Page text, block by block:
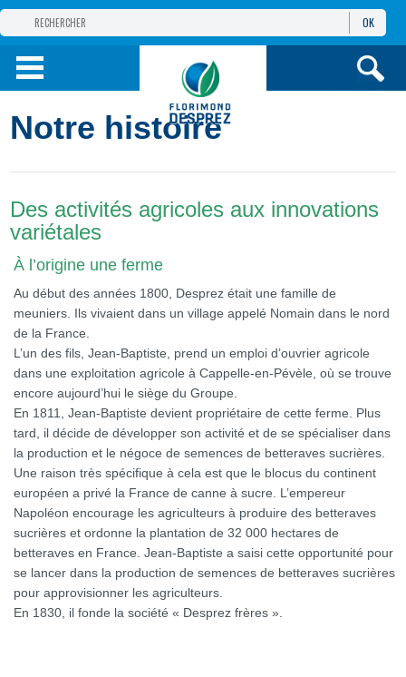
GROUPE
PRODUITS
OK
Notre histoire
Des activités agricoles aux innovations
variétales
À l’origine une ferme
Au début des années 1800, Desprez était une famille de
meuniers. Ils vivaient dans un village appelé Nomain dans le nord
de la France.
L’un des fils, Jean-Baptiste, prend un emploi d’ouvrier agricole
dans une exploitation agricole à Cappelle-en-Pévèle, où se trouve
encore aujourd’hui le siège du Groupe.
En 1811, Jean-Baptiste devient propriétaire de cette ferme. Plus
tard, il décide de développer son activité et de se spécialiser dans
la production et le négoce de semences de betteraves sucrières.
Une raison très spécifique à cela est que le blocus du continent
européen a privé la France de canne à sucre. L’empereur
Napoléon encourage les agriculteurs à produire des betteraves
sucrières et ordonne la plantation de 32 000 hectares de
betteraves en France. Jean-Baptiste a saisi cette opportunité pour
se lancer dans la production de semences de betteraves sucrières
pour approvisionner les agriculteurs.
En 1830, il fonde la société « Desprez frères ».